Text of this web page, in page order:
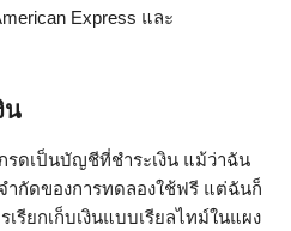
Express และ
น
รดเป็นบัญชีที่ชำระเงิน แม้ว่าฉัน
ำกัดของการทดลองใช้ฟรี แต่ฉันก็
รียกเก็บเงินแบบเรียลไทม์ในแผง